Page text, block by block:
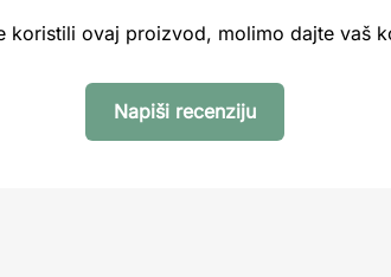
koristili ovaj proizvod, molimo dajte vaš
Napiši recenziju